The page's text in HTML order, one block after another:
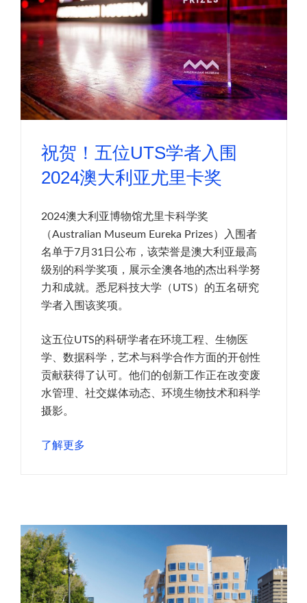
祝贺！五位UTS学者入围
2024澳大利亚尤里卡奖
2024澳大利亚博物馆尤里卡科学奖
（Australian Museum Eureka Prizes）入围者
名单于7月31日公布，该荣誉是澳大利亚最高
级别的科学奖项，展示全澳各地的杰出科学努
力和成就。悉尼科技大学（UTS）的五名研究
学者入围该奖项。
这五位UTS的科研学者在环境工程、生物医
学、数据科学，艺术与科学合作方面的开创性
贡献获得了认可。他们的创新工作正在改变废
水管理、社交媒体动态、环境生物技术和科学
摄影。
了解更多